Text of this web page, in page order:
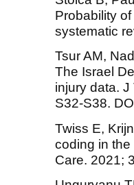
Probability
systematic
Tsur AM,
The Israel
injury data.
S32-S38.
Twiss E,
coding in the
Care. 2021;